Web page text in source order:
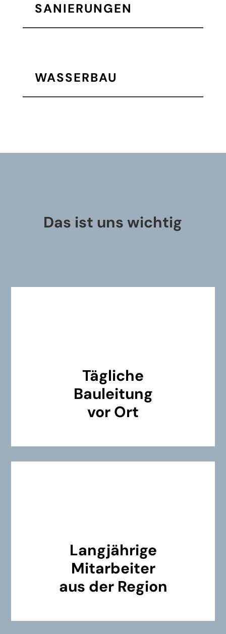
SANIERUNGEN
WASSERBAU
Das ist uns wichtig
Tägliche
Bauleitung
vor Ort
Langjährige
Mitarbeiter
aus der Region